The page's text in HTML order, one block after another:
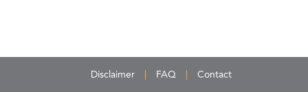
Disclaimer FAQ Contact